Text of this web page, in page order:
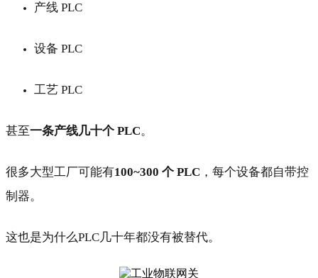
产线 PLC
设备 PLC
工艺 PLC
甚至一条产线几十个 PLC。
很多大型工厂可能有100~300 个 PLC ，每个设备都自带控
制器。
这也是为什么PLC几十年都没有被替代。